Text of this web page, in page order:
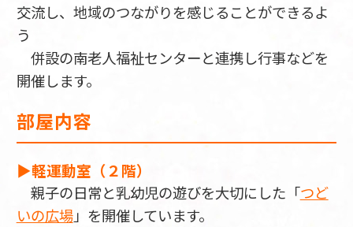
交流し、地域のつながりを感じることができるよ
う
併設の南老人福祉センターと連携し行事などを
開催します。
部屋内容
▶軽運動室（２階）
親子の日常と乳幼児の遊びを大切にした「つど
いの広場」を開催しています。